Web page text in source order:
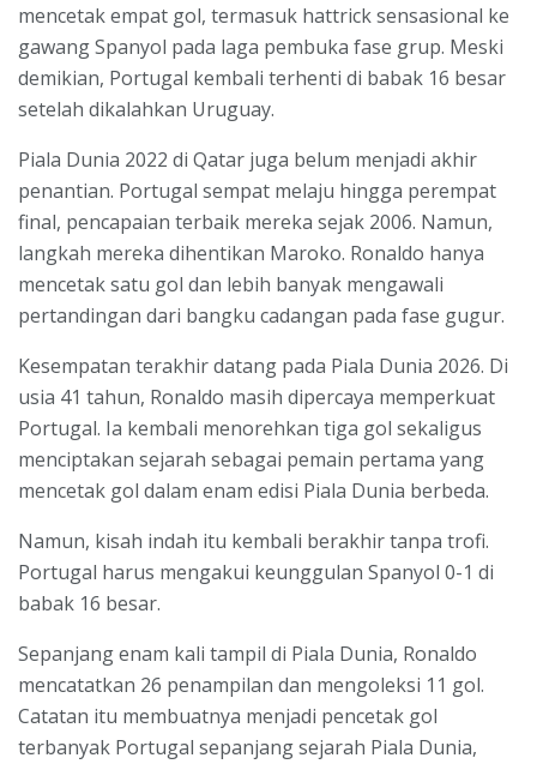
mencetak empat gol, termasuk hattrick sensasional ke
gawang Spanyol pada laga pembuka fase grup. Meski
demikian, Portugal kembali terhenti di babak 16 besar
setelah dikalahkan Uruguay.
Piala Dunia 2022 di Qatar juga belum menjadi akhir
penantian. Portugal sempat melaju hingga perempat
final, pencapaian terbaik mereka sejak 2006. Namun,
langkah mereka dihentikan Maroko. Ronaldo hanya
mencetak satu gol dan lebih banyak mengawali
pertandingan dari bangku cadangan pada fase gugur.
Kesempatan terakhir datang pada Piala Dunia 2026. Di
usia 41 tahun, Ronaldo masih dipercaya memperkuat
Portugal. Ia kembali menorehkan tiga gol sekaligus
menciptakan sejarah sebagai pemain pertama yang
mencetak gol dalam enam edisi Piala Dunia berbeda.
Namun, kisah indah itu kembali berakhir tanpa trofi.
Portugal harus mengakui keunggulan Spanyol 0-1 di
babak 16 besar.
Sepanjang enam kali tampil di Piala Dunia, Ronaldo
mencatatkan 26 penampilan dan mengoleksi 11 gol.
Catatan itu membuatnya menjadi pencetak gol
terbanyak Portugal sepanjang sejarah Piala Dunia,